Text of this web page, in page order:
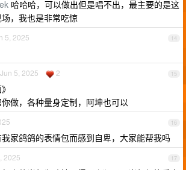
哈哈哈，可以做出但是唱不出，最主要的是这
，我也是非常吃惊
14
5, 2025
15
Jun 5, 2025 2
做，各种量身定制，阿坤也可以
16
家鸽鸽的表情包而感到自卑，大家能帮我吗
17
2025